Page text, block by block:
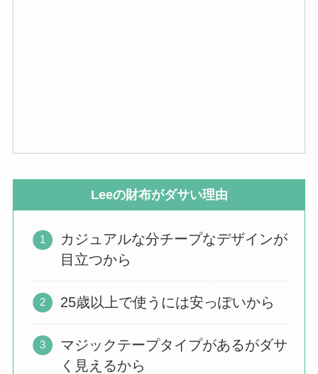
Leeの財布がダサい理由
カジュアルな分チープなデザインが
目立つから
25歳以上で使うには安っぽいから
マジックテープタイプがあるがダサ
く見えるから